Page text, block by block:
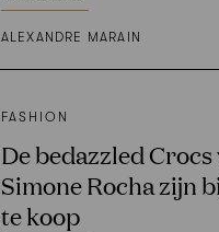
ALEXANDRE MARAIN
FASHION
De bedazzled Crocs
Simone Rocha zijn
te koop